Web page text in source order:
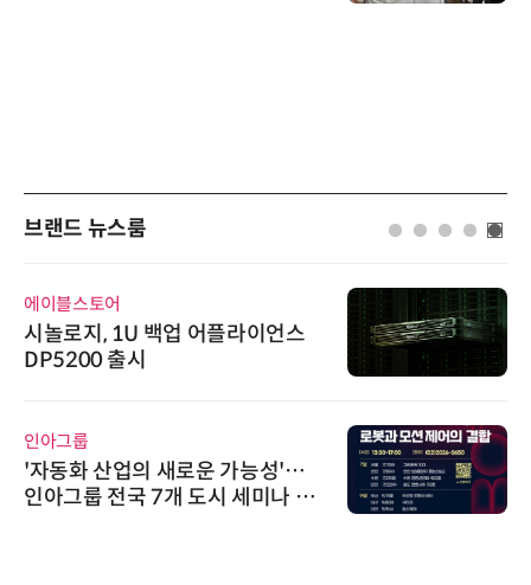
브랜드 뉴스룸
다래전략사업화센터
다래전략사업화센터, 'BIO USA 2
026'서 글로벌 빅파마와의 비즈니
로옴세미컨덕터코리아
로옴, 업계 최고 수준의 Wide-SOA
구현한 차량용 MOSFET 개발